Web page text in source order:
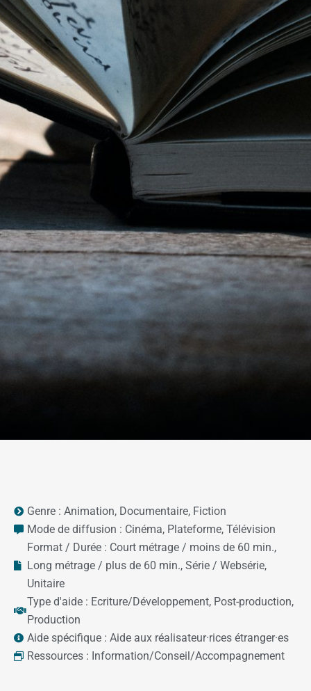
Genre : Animation, Documentaire, Fiction
Mode de diffusion : Cinéma, Plateforme, Télévision
Format / Durée : Court métrage / moins de 60 min.,
Long métrage / plus de 60 min., Série / Websérie,
Unitaire
Type d'aide : Ecriture/Développement, Post-production,
Production
Aide spécifique : Aide aux réalisateur·rices étranger·es
Ressources : Information/Conseil/Accompagnement